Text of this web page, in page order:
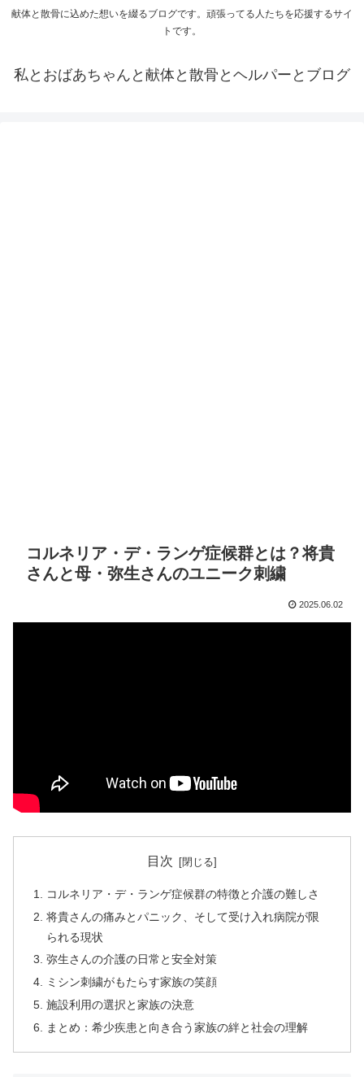
献体と散骨に込めた想いを綴るブログです。頑張ってる人たちを応援するサイ
トです。
私とおばあちゃんと献体と散骨とヘルパーとブログ
コルネリア・デ・ランゲ症候群とは？将貴
さんと母・弥生さんのユニーク刺繍
2025.06.02
目次
コルネリア・デ・ランゲ症候群の特徴と介護の難しさ
将貴さんの痛みとパニック、そして受け入れ病院が限
られる現状
弥生さんの介護の日常と安全対策
ミシン刺繍がもたらす家族の笑顔
施設利用の選択と家族の決意
まとめ：希少疾患と向き合う家族の絆と社会の理解